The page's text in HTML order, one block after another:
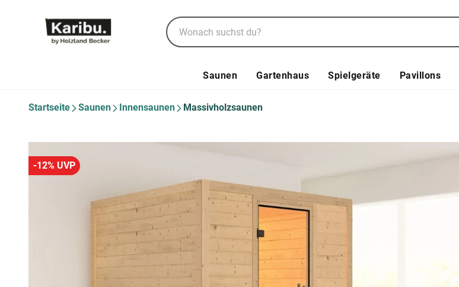
Saunen Gartenhaus Spielgeräte Pavillons
Startseite Saunen Innensaunen Massivholzsaunen
-12% UVP